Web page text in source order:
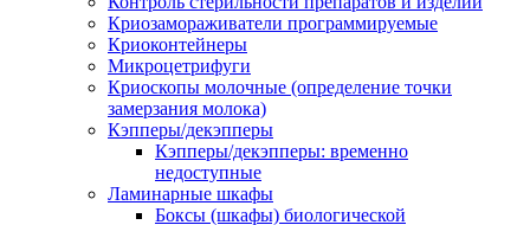
Криозамораживатели программируемые
Криоконтейнеры
Микроцетрифуги
Криоскопы молочные (определение точки
замерзания молока)
Кэпперы/декэпперы
Кэпперы/декэпперы: временно
недоступные
Ламинарные шкафы
Боксы (шкафы) биологической